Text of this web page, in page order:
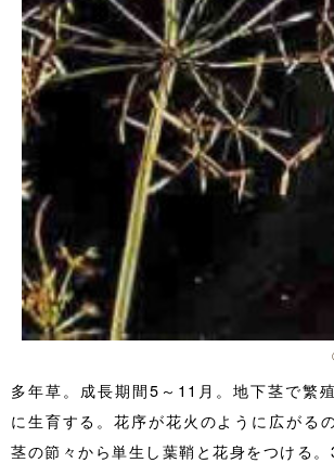
多年草。成長期間5～11月。地下茎で繁
に生育する。花序が花火のように広がる
茎の節々から単生し葉鞘と花身をつける。